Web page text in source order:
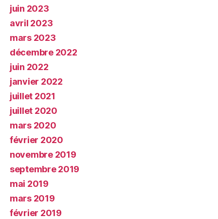
juin 2023
avril 2023
mars 2023
décembre 2022
juin 2022
janvier 2022
juillet 2021
juillet 2020
mars 2020
février 2020
novembre 2019
septembre 2019
mai 2019
mars 2019
février 2019